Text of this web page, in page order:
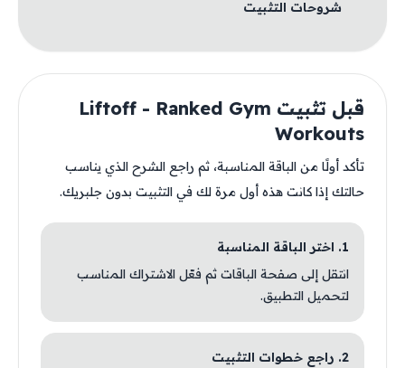
شروحات التثبيت
قبل تثبيت Liftoff - Ranked Gym
Workouts
تأكد أولًا من الباقة المناسبة، ثم راجع الشرح الذي يناسب
حالتك إذا كانت هذه أول مرة لك في التثبيت بدون جلبريك.
1. اختر الباقة المناسبة
انتقل إلى صفحة الباقات ثم فعّل الاشتراك المناسب
لتحميل التطبيق.
2. راجع خطوات التثبيت